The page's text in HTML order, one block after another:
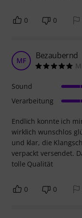
0 0
MF Bezaubernd
Endlich konnte ich
wirklich wunschlos
und klar, die
verpackt versendet.
tolle Qualität
Sound
Verarbeitung
0 0